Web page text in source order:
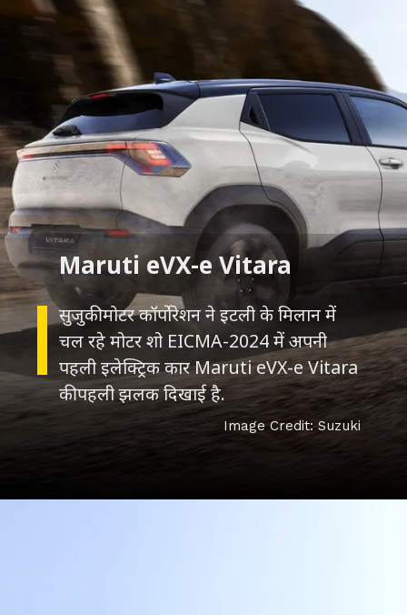
सुजुकी मोटर कॉर्पोरेशन ने इटली के मिलान में
चल रहे मोटर शो EICMA-2024 में अपनी
पहली इलेक्ट्रिक कार Maruti eVX-e Vitara
की पहली झलक दिखाई है.
Maruti eVX-e Vitara
Image Credit: Suzuki